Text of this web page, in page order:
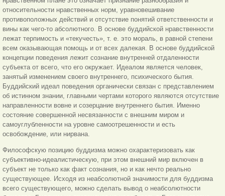
относительности нравственных норм, уравновешивание
противоположных действий и отсутствие понятий ответственности и
вины как чего-то абсолютного. В основе буддийской нравственности
лежат терпимость и «текучесть», т. е. это мораль, в равной степени
всем оказывающая помощь и от всех далекая. В основе буддийской
концепции поведения лежит сознание внутренней отдаленности
субъекта от всего, что его окружает. Идеалом является человек,
занятый изменением своего внутреннего, психического бытия.
Буддийский идеал поведения органически связан с представлением
об истинном знании, главными чертами которого являются отсутствие
направленности вовне и созерцание внутреннего бытия. Именно
состояние совершенной несвязанности с внешним миром и
самоуглубленности на уровне самоотрешенности и есть
освобождение, или нирвана.
Философскую позицию буддизма можно охарактеризовать как
субъективно-идеалистическую, при этом внешний мир включен в
субъект не только как факт сознания, но и как нечто реально
существующее. Исходя из неабсолютной значимости для буддизма
всего существующего, можно сделать вывод о неабсолютности